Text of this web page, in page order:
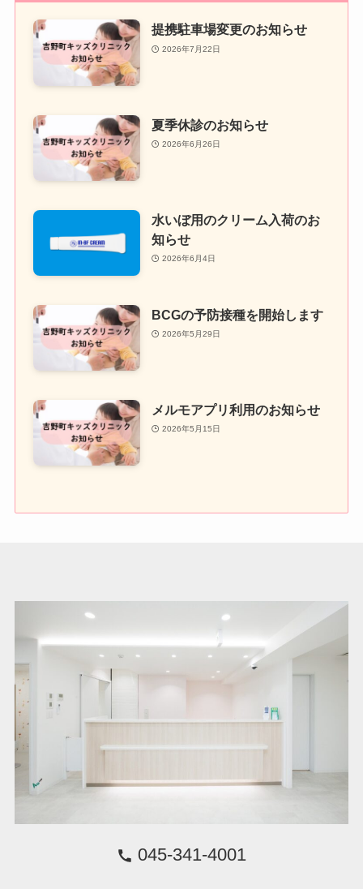
提携駐車場変更のお知らせ
2026年7月22日
夏季休診のお知らせ
2026年6月26日
水いぼ用のクリーム入荷のお
知らせ
2026年6月4日
BCGの予防接種を開始します
2026年5月29日
メルモアプリ利用のお知らせ
2026年5月15日
045-341-4001